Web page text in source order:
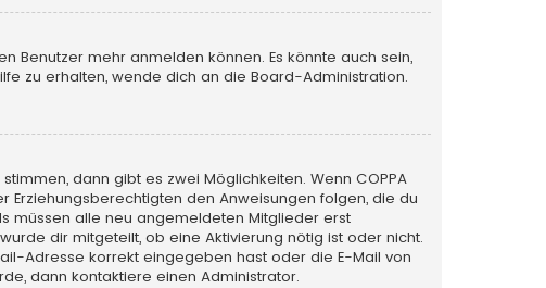
Benutzer mehr anmelden können. Es könnte auch sein,
zu erhalten, wende dich an die Board-Administration.
dann gibt es zwei Möglichkeiten. Wenn COPPA
Erziehungsberechtigten den Anweisungen folgen, die du
müssen alle neu angemeldeten Mitglieder erst
dir mitgeteilt, ob eine Aktivierung nötig ist oder nicht.
Adresse korrekt eingegeben hast oder die E-Mail von
dann kontaktiere einen Administrator.